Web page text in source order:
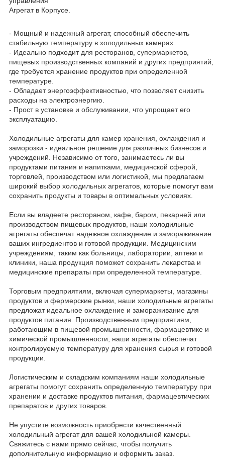
Агрегат в Корпусе.
- Мощный и надежный агрегат, способный обеспечить
стабильную температуру в холодильных камерах.
- Идеально подходит для ресторанов, супермаркетов,
пищевых производственных компаний и других предприятий,
где требуется хранение продуктов при определенной
температуре.
- Обладает энергоэффективностью, что позволяет снизить
расходы на электроэнергию.
- Прост в установке и обслуживании, что упрощает его
эксплуатацию.
Холодильные агрегаты для камер хранения, охлаждения и
заморозки - идеальное решение для различных бизнесов и
учреждений. Независимо от того, занимаетесь ли вы
продуктами питания и напитками, медицинской сферой,
торговлей, производством или логистикой, мы предлагаем
широкий выбор холодильных агрегатов, которые помогут вам
сохранить продукты и товары в оптимальных условиях.
Если вы владеете рестораном, кафе, баром, пекарней или
производством пищевых продуктов, наши холодильные
агрегаты обеспечат надежное охлаждение и замораживание
ваших ингредиентов и готовой продукции. Медицинским
учреждениям, таким как больницы, лаборатории, аптеки и
клиники, наша продукция поможет сохранить лекарства и
медицинские препараты при определенной температуре.
Торговым предприятиям, включая супермаркеты, магазины
продуктов и фермерские рынки, наши холодильные агрегаты
предложат идеальное охлаждение и замораживание для
продуктов питания. Производственным предприятиям,
работающим в пищевой промышленности, фармацевтике и
химической промышленности, наши агрегаты обеспечат
контролируемую температуру для хранения сырья и готовой
продукции.
Логистическим и складским компаниям наши холодильные
агрегаты помогут сохранить определенную температуру при
хранении и доставке продуктов питания, фармацевтических
препаратов и других товаров.
Не упустите возможность приобрести качественный
холодильный агрегат для вашей холодильной камеры.
Свяжитесь с нами прямо сейчас, чтобы получить
дополнительную информацию и оформить заказ.